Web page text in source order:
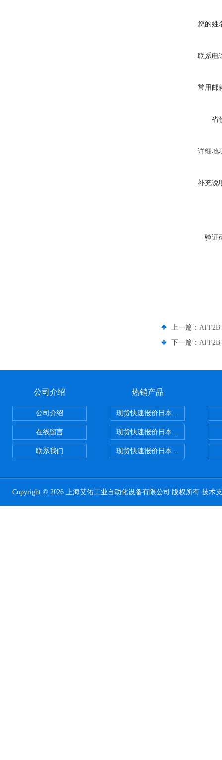
您的姓
联系电
常用邮
省
详细地
补充说
验证
上一篇：
下一篇：
公司介绍
公司介绍
在线留言
联系我们
热销产品
现货快速报价日本SMC气动元件
现货快速报价日本SMC 气动元件
现货快速报价日本SMC气动元件
Copyright © 2026 上海艾佑工业自动化设备有限公司 版权所有 技术